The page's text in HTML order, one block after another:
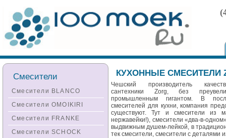
КУХОННЫЕ СМЕСИТЕЛИ
Чешский производитель
сантехники Zorg, без
промышленным гигантом. В
смесителей для кухни, компания
существуют. Тут и смесители из
нержавейки!), смесители «два-в-
выдвижным душем-лейкой, в
тек смесители, смесители с деталями
Смесители
Смесители BLANCO
Смесители OMOIKIRI
Смесители FRANKE
Смесители SCHOCK